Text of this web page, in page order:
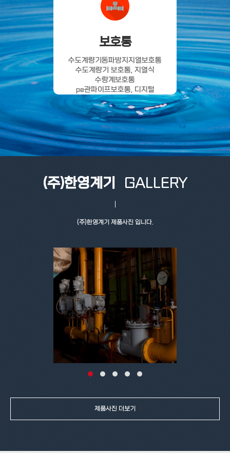
보호통
수도계량기동파방지지열보호통
수도계량기 보호통, 지열식
수량계보호통
pe관파이프보호통, 디지털
단말기수납형
(주)한영계기 GALLERY
(주)한영계기 제품사진 입니다.
제품사진 더보기